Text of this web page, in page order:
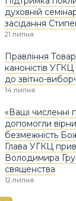
духовній
засідання
21 липня
Правління
каноністів
до звітно-
14 липня
«Ваші численні
допомогли
безмежність
Глава УГКЦ
Володимира
священства
12 липня